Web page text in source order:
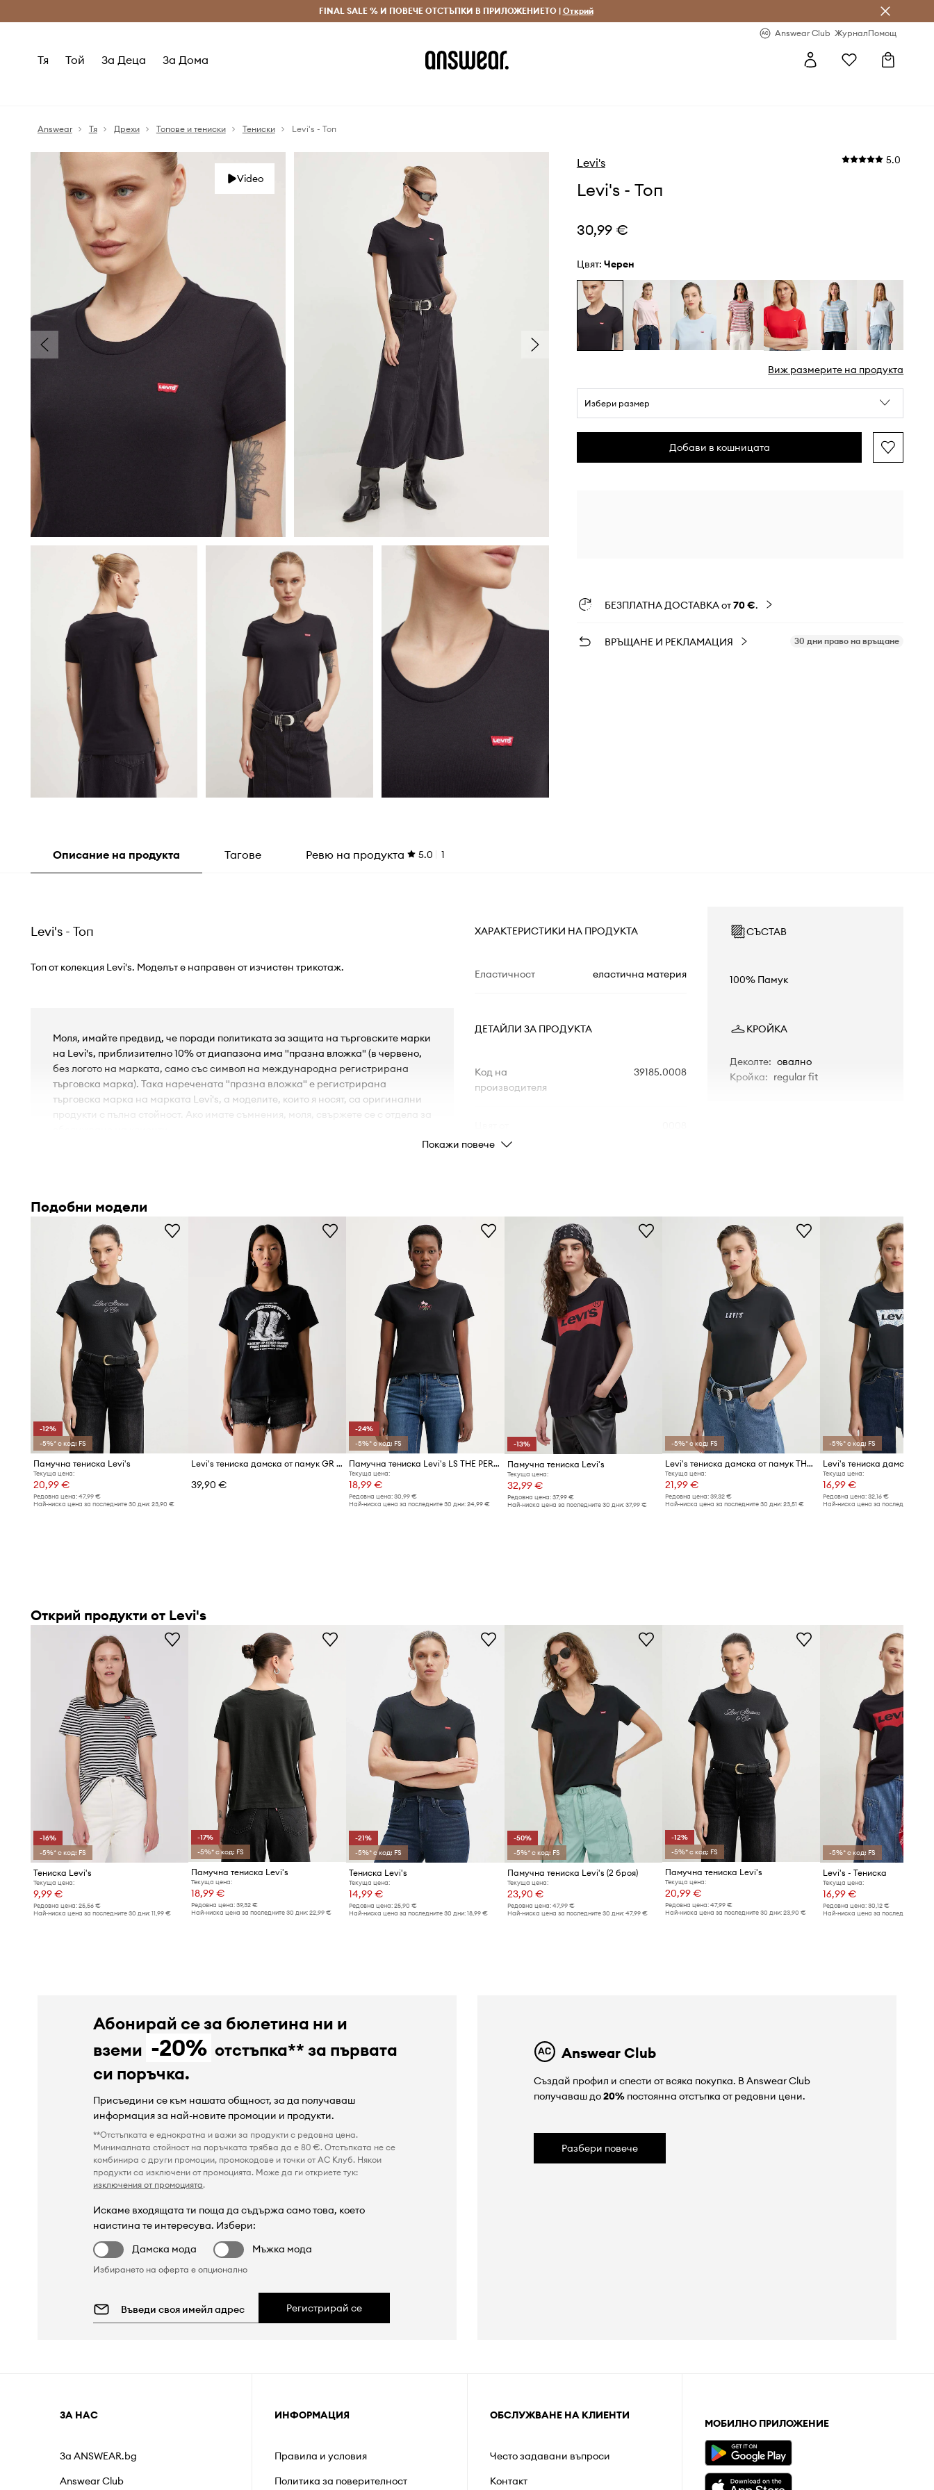
Безплатни доставка и връщане за поръчки над 70 EUR Доставка 1-5 дни
FINAL SALE % И ПОВЕЧЕ ОТСТЪПКИ В ПРИЛОЖЕНИЕТО | Открий
Answear Club ЖурналПомощ
Тя Той За Деца За Дома
Answear Тя Дрехи Топове и тениски Тениски Levi's - Топ
Video
Levi's 5.0
Levi's - Топ
30,99 €
Цвят: черен
Виж размерите на продукта
Избери размер
Добави в кошницата
БЕЗПЛАТНА ДОСТАВКА от70 €.
ВРЪЩАНЕ И РЕКЛАМАЦИЯ 30 дни право на връщане
Описание на продукта Тагове Ревю на продукта 5.0 1
Levi's - Топ
Топ от колекция Levi's. Моделът е направен от изчистен трикотаж.
Моля, имайте предвид, че поради политиката за защита на търговските марки
на Levi's, приблизително 10% от диапазона има "празна вложка" (в червено,
без логото на марката, само със символ на международна регистрирана
търговска марка). Така наречената "празна вложка" е регистрирана
търговска марка на марката Levi's, а моделите, които я носят, са оригинални
продукти с пълна стойност. Ако имате съмнения, моля, свържете се с отдела за
- Тънък, гъвкав трикотажен материал.
- Дължина: 41 cm.
- Ширина под мишниците: 64 cm.
- Мерките се отнасят за размер: S.
ХАРАКТЕРИСТИКИ НА ПРОДУКТА
Еластичност еластична материя
ДЕТАЙЛИ ЗА ПРОДУКТА
Код на
производителя
39185.0008
производителя
Марка Levi's
Код на продукта
СЪСТАВ
100% Памук
КРОЙКА
Деколте: овално
Кройка: regular fit
Покажи повече
Подобни модели
-12%
-5%* с код: FS
Памучна тениска Levi's
Текуща цена:
20,99 €
Редовна цена: 47,99 €
Най-ниска цена за последните 30 дни: 23,90 €
Levi's тениска дамска от памук GR T2 PERFECT
39,90 €
-24%
-5%* с код: FS
Памучна тениска Levi's LS THE PERFECT TEE CACTUS FLOWER
Текуща цена:
18,99 €
Редовна цена: 30,99 €
Най-ниска цена за последните 30 дни: 24,99 €
-13%
Памучна тениска Levi's
Текуща цена:
32,99 €
Редовна цена: 37,99 €
Най-ниска цена за последните 30 дни: 37,99 €
-5%* с код: FS
Levi's тениска дамска от памук THE PERFECT
Текуща цена:
21,99 €
Редовна цена:39,32 €
Най-ниска цена за последните 30 дни:23,51 €
-5%* с код: FS
Текуща цена:
16,99 €
Редовна цена: 32,16 €
Най-ниска цена за последните 30
Открий продукти от Levi's
-16%
-5%* с код: FS
Тениска Levi's
Текуща цена:
9,99 €
Редовна цена: 25,56 €
Най-ниска цена за последните 30 дни: 11,99 €
-17%
-5%* с код: FS
Памучна тениска Levi's
Текуща цена:
18,99 €
Редовна цена:39,32 €
Най-ниска цена за последните 30 дни:22,99 €
-21%
-5%* с код: FS
Тениска Levi's
Текуща цена:
14,99 €
Редовна цена: 25,90 €
Най-ниска цена за последните 30 дни: 18,99 €
-50%
-5%* с код: FS
Памучна тениска Levi's (2 броя)
Текуща цена:
23,90 €
Редовна цена: 47,99 €
Най-ниска цена за последните 30 дни: 47,99 €
-12%
-5%* с код: FS
Памучна тениска Levi's
Текуща цена:
20,99 €
Редовна цена:47,99 €
Най-ниска цена за последните 30 дни:23,90 €
-5%* с код: FS
Levi's - Тениска
Текуща цена:
16,99 €
Редовна цена: 30,12 €
Най-ниска цена за последните 30
Абонирай се за бюлетина ни и
вземи -20% отстъпка** за първата
си поръчка.
Присъедини се към нашата общност, за да получаваш
информация за най-новите промоции и продукти.
**Отстъпката е еднократна и важи за продукти с редовна цена.
Минималната стойност на поръчката трябва да е 80 €. Отстъпката не се
комбинира с други промоции, промокодове и точки от AC Клуб. Някои
продукти са изключени от промоцията. Може да ги откриете тук:
изключения от промоцията.
Искаме входящата ти поща да съдържа само това, което
наистина те интересува. Избери:
Дамска мода
Мъжка мода
Избирането на оферта е опционално
Регистрирай се
Answear Club
Създай профил и спести от всяка покупка. В Answear Club
получаваш до20%постоянна отстъпка от редовни цени.
Разбери повече
ЗА НАС
За ANSWEAR.bg
Answear Club
ИНФОРМАЦИЯ
Правила и условия
Политика за поверителност
ОБСЛУЖВАНЕ НА КЛИЕНТИ
Често задавани въпроси
Контакт
МОБИЛНО ПРИЛОЖЕНИЕ